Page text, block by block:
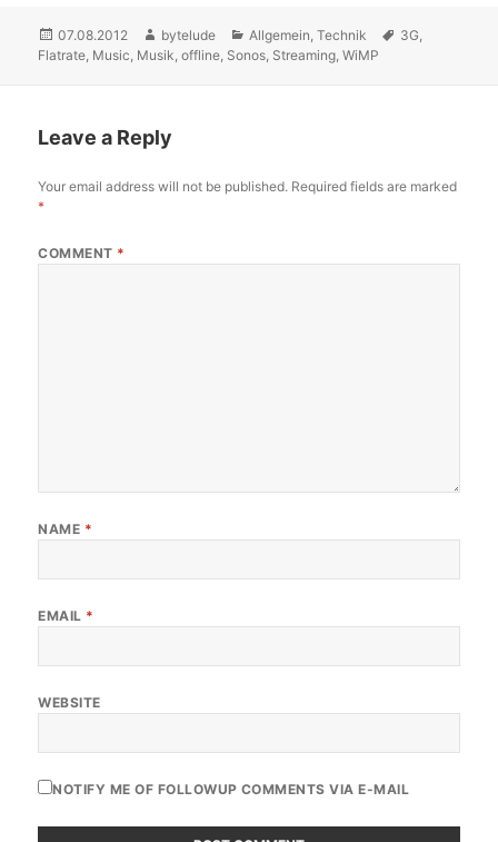
Posted
on
07.08.2012 Author
bytelude Categories
Allgemein,Technik Tags
3G,
Flatrate, Music, Musik,offline, Sonos, Streaming,WiMP
Leave a Reply
Your email address will not be published. Required fields are marked
*
COMMENT *
NAME *
EMAIL *
WEBSITE
NOTIFY ME OF FOLLOWUP COMMENTS VIA E-MAIL